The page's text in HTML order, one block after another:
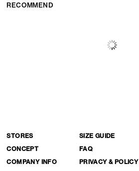
RECOMMEND
STORES
CONCEPT
COMPANY INFO
SIZE GUIDE
FAQ
PRIVACY & POLICY